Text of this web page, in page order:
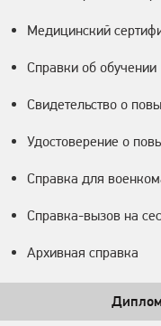
Медицинский
Справки об обучении
Свидетельство о
Удостоверение о
Справка для
Справка-вызов на
Архивная справка